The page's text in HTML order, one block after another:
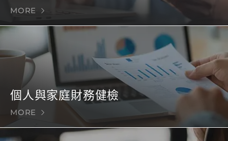
MORE
個人與家庭財務健檢
MORE